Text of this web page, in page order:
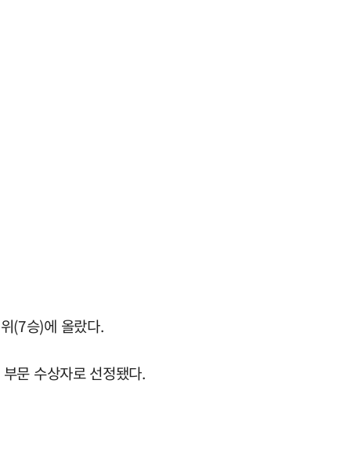
(7승)에 올랐다.
문 수상자로 선정됐다.